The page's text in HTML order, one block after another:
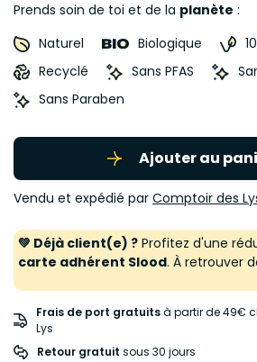
Prends soin de toi et de la planète :
Naturel
Biologique
Recyclé
Sans PFAS
Sans Paraben
Ajouter au
Vendu et expédié par Comptoir des
💚 Déjà client(e) ? Profitez d'une
carte adhérent Slood. À retrouver
Frais de port gratuitsà partir de 49€
Lys
Retour gratuit sous 30 jours